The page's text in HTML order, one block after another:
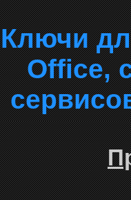
Ключи
Office,